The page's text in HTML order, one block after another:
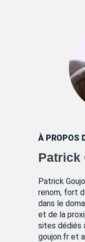
À PROPOS
Patrick
Patrick
renom, fort
dans le
et de la
sites dédiés
goujon.fr et